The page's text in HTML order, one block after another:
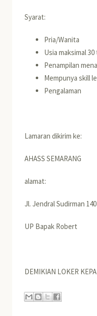
Syarat:
Pria/Wanita
Usia maksimal
Penampilan
Mempunya skill
Pengalaman
Lamaran dikirim ke:
AHASS SEMARANG
alamat:
Jl. Jendral Sudirman
UP Bapak Robert
DEMIKIAN LOKER